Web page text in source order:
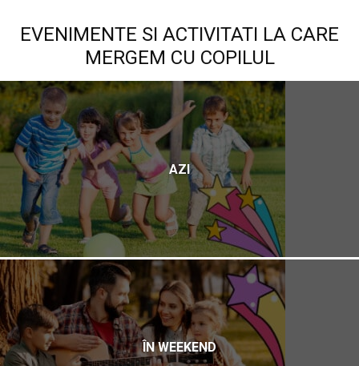
EVENIMENTE SI ACTIVITATI LA CARE
MERGEM CU COPILUL
AZI
ÎN WEEKEND